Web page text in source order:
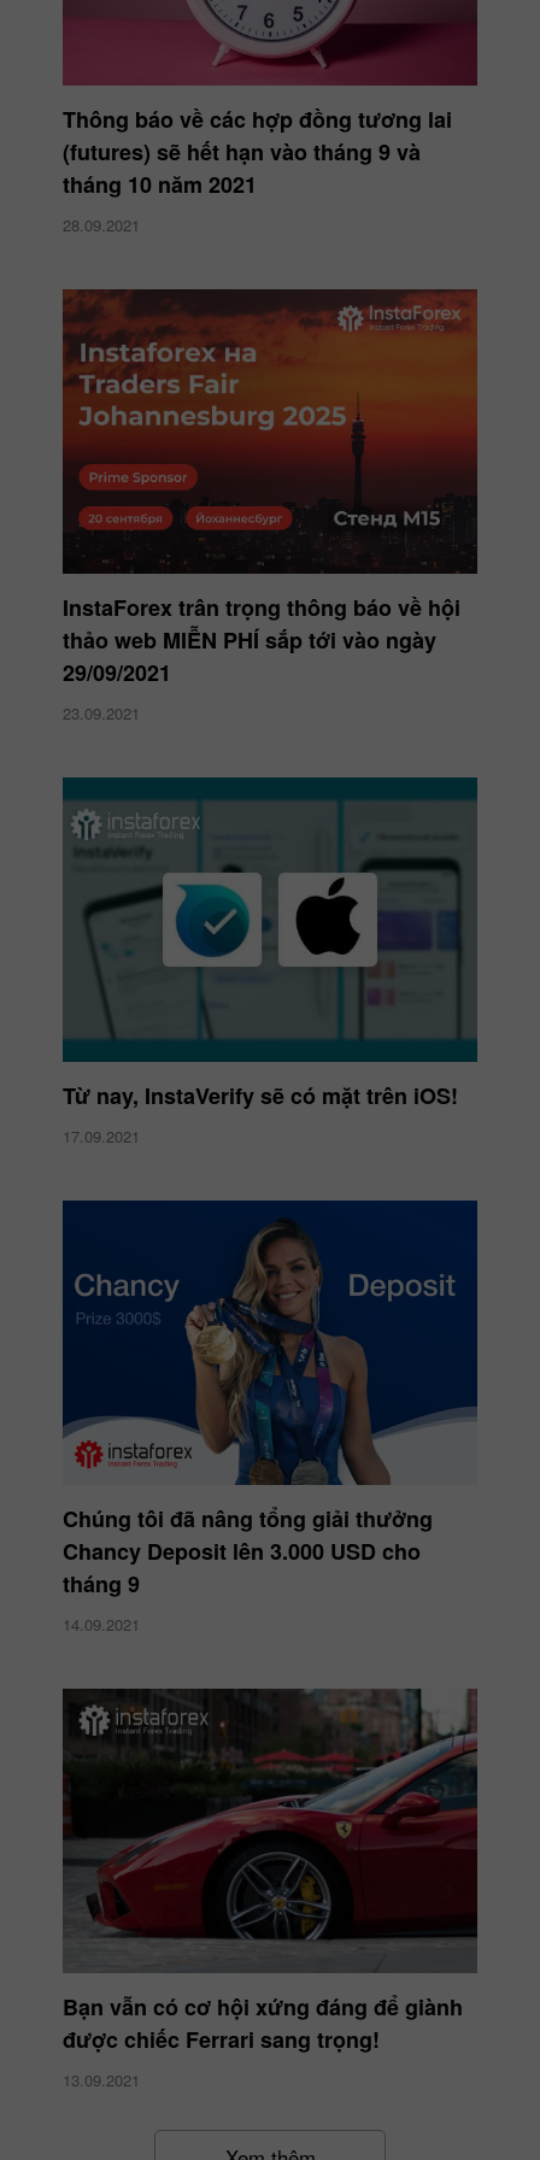
Thông báo về các hợp đồng tương lai
(futures) sẽ hết hạn vào tháng 9 và
tháng 10 năm 2021
28.09.2021
InstaForex trân trọng thông báo về hội
thảo web MIỄN PHÍ sắp tới vào ngày
29/09/2021
23.09.2021
Từ nay, InstaVerify sẽ có mặt trên iOS!
17.09.2021
Chúng tôi đã nâng tổng giải thưởng
Chancy Deposit lên 3.000 USD cho
tháng 9
14.09.2021
Bạn vẫn có cơ hội xứng đáng để giành
được chiếc Ferrari sang trọng!
13.09.2021